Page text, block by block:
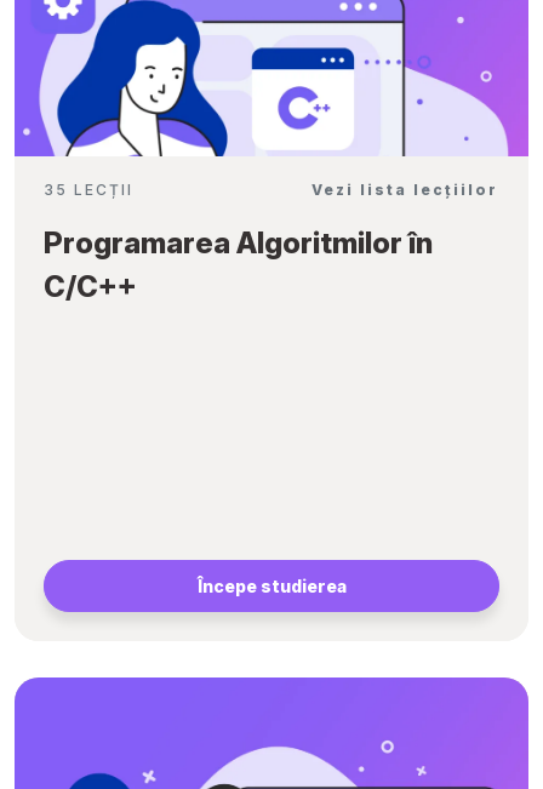
35 LECȚII Vezi lista lecțiilor
Programarea Algoritmilor în
C/C++
Începe studierea